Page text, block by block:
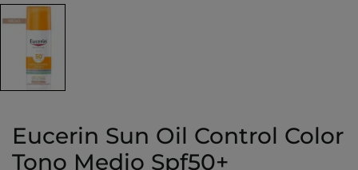
Eucerin Sun Oil Control Color
Tono Medio Spf50+